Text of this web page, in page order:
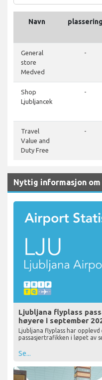
Navn plassering
General
store
Medved
-
Shop
Ljubljancek
-
Travel
Value and
Duty Free
-
Nyttig informasjon
Ljubljana flyplass
høyere i september
Ljubljana flyplass har
passasjertrafikken i løpet av
Se...